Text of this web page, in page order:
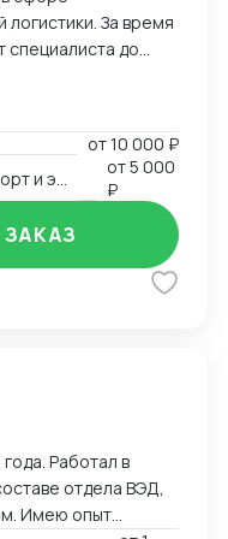
За время
специалиста до
управляя
на новые
процессы для
издержек.
перевозок любым
авиационный,
и реализации
За годы работы
логистов,
управления
а также
в условиях
90% клиентской
решения
от10 000 ₽
от5 000
₽
Работал в
отдела ВЭД,
Имею опыт